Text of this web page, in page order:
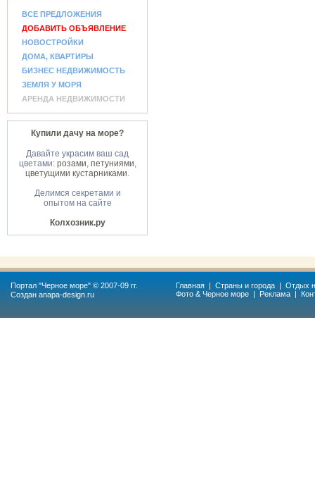
ВСЕ ПРЕДЛОЖЕНИЯ
ДОБАВИТЬ ОБЪЯВЛЕНИЕ
НОВОСТРОЙКИ
ДОМА, КВАРТИРЫ
БИЗНЕС НЕДВИЖИМОСТЬ
ЗЕМЛЯ У МОРЯ
АРЕНДА НЕДВИЖИМОСТИ
Купили дачу на море?
Давайте украсим ваш сад
цветами: розами, петуниями,
цветущими кустарниками.
Делимся секретами и
опытом на сайте
Колхозник.ру
Портал "Черное море" © 2007-09 гг.
Создан anapa-design.ru
Главная | Страны и города | Отдых
Фото & Черное море | Реклама |